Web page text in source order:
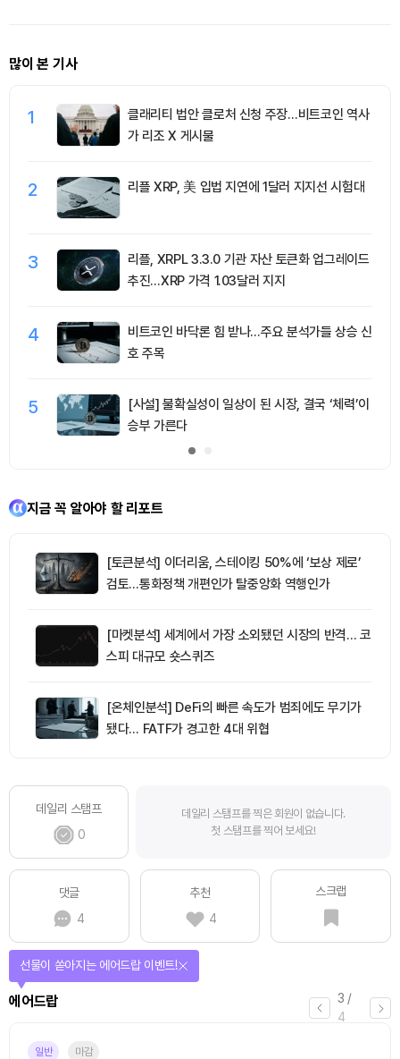
많이 본 기사
1
클래리티 법안 클로처 신청 주장…비트코인 역사
가 리조 X 게시물
2 리플 XRP, 美 입법 지연에 1달러 지지선 시험대
3
리플, XRPL 3.3.0 기관 자산 토큰화 업그레이드
추진…XRP 가격 1.03달러 지지
4
비트코인 바닥론 힘 받나…주요 분석가들 상승 신
호 주목
5
[사설] 불확실성이 일상이 된 시장, 결국 ‘체력’이
승부 가른다
지금 꼭 알아야 할 리포트
[토큰분석] 이더리움, 스테이킹 50%에 ‘보상 제로’
검토…통화정책 개편인가 탈중앙화 역행인가
[마켓분석] 세계에서 가장 소외됐던 시장의 반격… 코
스피 대규모 숏스퀴즈
[온체인분석] DeFi의 빠른 속도가 범죄에도 무기가
됐다… FATF가 경고한 4대 위협
데일리 스탬프
0
데일리 스탬프를 찍은 회원이 없습니다.
첫 스탬프를 찍어 보세요!
댓글
4
추천
4
스크랩
3 /
4
에어드랍
선물이 쏟아지는 에어드랍 이벤트!
일반 마감